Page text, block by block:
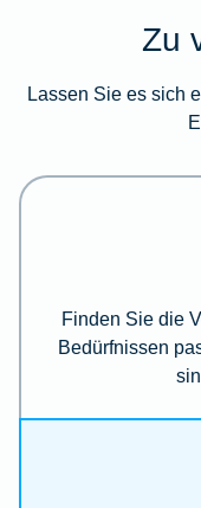
Zu
Lassen Sie es sich
Finden Sie die
Bedürfnissen